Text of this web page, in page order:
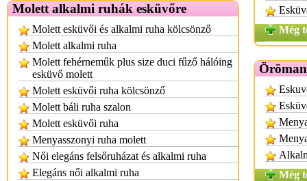
Molett alkalmi ruhák esküvőre
Molett esküvői és alkalmi ruha kölcsönző
Molett alkalmi ruha
Molett fehérneműk plus size duci fűző hálóing
esküvő molett
Molett esküvői ruha kölcsönző
Molett báli ruha szalon
Molett esküvői ruha
Menyasszonyi ruha molett
Női elegáns felsőruházat és alkalmi ruha
Elegáns női alkalmi ruha
Még
Még